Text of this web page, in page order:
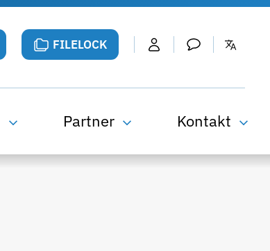
FILELOCK
Partner Kontakt